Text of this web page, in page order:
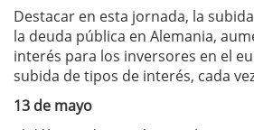
Destacar en esta jornada, la
la deuda pública en Alemania,
interés para los inversores en el
subida de tipos de interés, cada
13 de mayo